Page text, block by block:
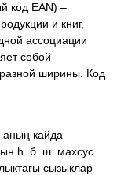
код EAN) –
и книг,
ассоциации
собой
ширины. Код
кайда
һ. б. ш. махсус
сызыклар